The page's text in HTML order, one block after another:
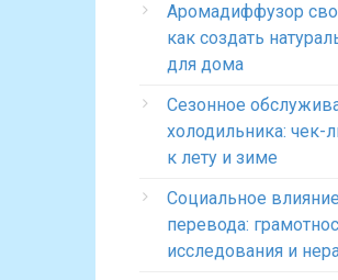
Аромадиффузор
как создать
для дома
Сезонное
холодильника: чек-
к лету и зиме
Социальное
перевода:
исследования и